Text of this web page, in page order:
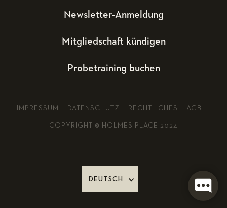
Newsletter-Anmeldung
Mitgliedschaft kündigen
Probetraining buchen
IMPRESSUM DATENSCHUTZ RECHTLICHES AGB
COPYRIGHT © HOLMES PLACE 2024
DEUTSCH